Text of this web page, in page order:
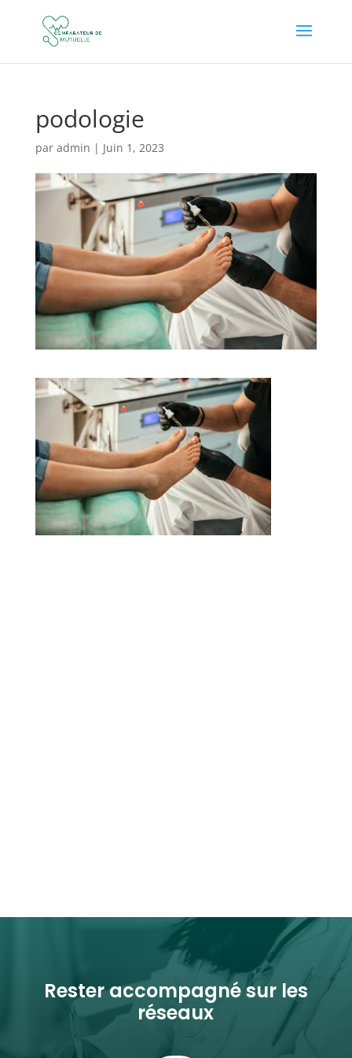
podologie
par admin | Juin 1, 2023
Rester accompagné sur les
réseaux